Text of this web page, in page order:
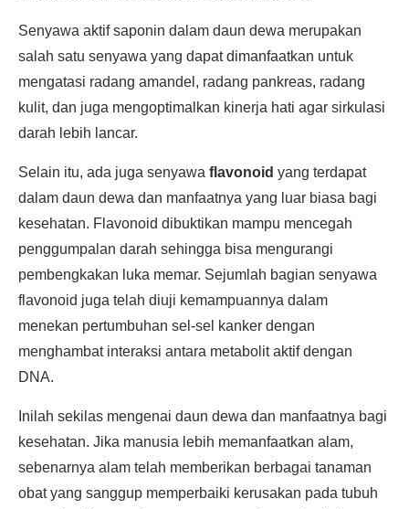
Senyawa aktif saponin dalam daun dewa merupakan
salah satu senyawa yang dapat dimanfaatkan untuk
mengatasi radang amandel, radang pankreas, radang
kulit, dan juga mengoptimalkan kinerja hati agar sirkulasi
darah lebih lancar.
Selain itu, ada juga senyawa flavonoid yang terdapat
dalam daun dewa dan manfaatnya yang luar biasa bagi
kesehatan. Flavonoid dibuktikan mampu mencegah
penggumpalan darah sehingga bisa mengurangi
pembengkakan luka memar. Sejumlah bagian senyawa
flavonoid juga telah diuji kemampuannya dalam
menekan pertumbuhan sel-sel kanker dengan
menghambat interaksi antara metabolit aktif dengan
DNA.
Inilah sekilas mengenai daun dewa dan manfaatnya bagi
kesehatan. Jika manusia lebih memanfaatkan alam,
sebenarnya alam telah memberikan berbagai tanaman
obat yang sanggup memperbaiki kerusakan pada tubuh